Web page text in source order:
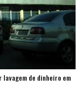
lavagem de dinheiro em